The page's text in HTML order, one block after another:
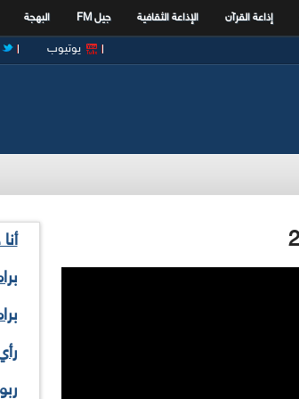
إذاعة القرآن الإذاعة الثقافية جيل FM البهجة
يوتيوب